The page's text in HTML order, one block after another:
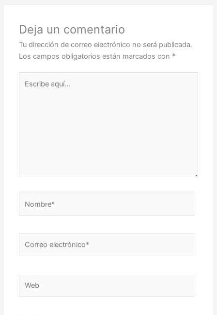
Deja un comentario
Tu dirección de correo electrónico no será publicada.
Los campos obligatorios están marcados con *